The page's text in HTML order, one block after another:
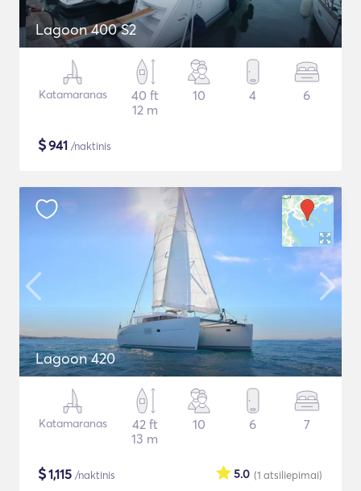
Lagoon 400 S2
Katamaranas
40 ft
12 m
10 4 6
$941 /naktinis
Lagoon 420
Katamaranas
42 ft
13 m
10 6 7
$1,115 /naktinis (1 atsiliepimai)
5.0